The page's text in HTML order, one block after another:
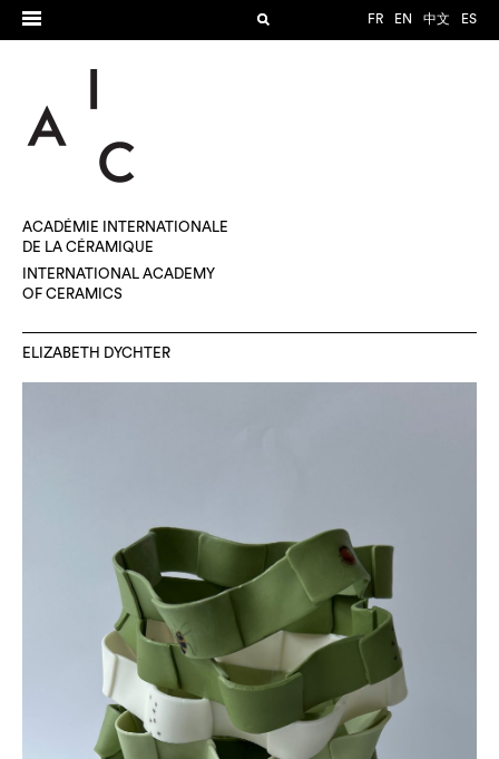
FR EN 中文 ES
ACADÉMIE INTERNATIONALE
DE LA CÉRAMIQUE
INTERNATIONAL ACADEMY
OF CERAMICS
ELIZABETH DYCHTER